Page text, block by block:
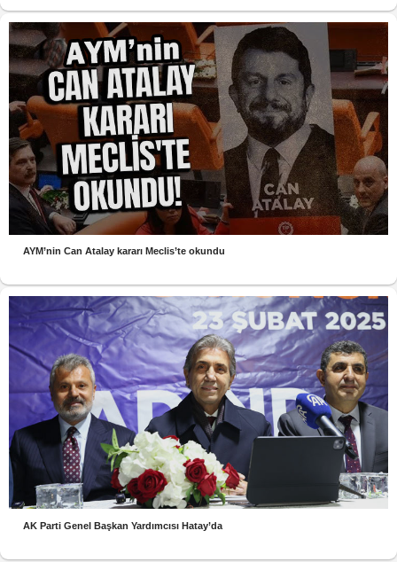
AYM’nin Can Atalay kararı Meclis’te okundu
AK Parti Genel Başkan Yardımcısı Hatay’da